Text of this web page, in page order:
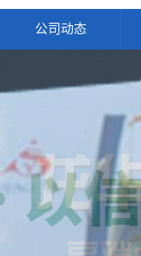
公司动态